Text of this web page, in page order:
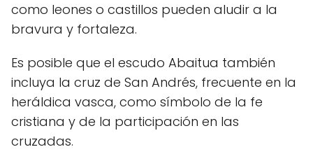
como leones o castillos pueden aludir a la
bravura y fortaleza.
Es posible que el escudo Abaitua también
incluya la cruz de San Andrés, frecuente en la
heráldica vasca, como símbolo de la fe
cristiana y de la participación en las
cruzadas.